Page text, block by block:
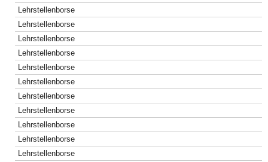
Lehrstellenborse
Lehrstellenborse
Lehrstellenborse
Lehrstellenborse
Lehrstellenborse
Lehrstellenborse
Lehrstellenborse
Lehrstellenborse
Lehrstellenborse
Lehrstellenborse
Lehrstellenborse